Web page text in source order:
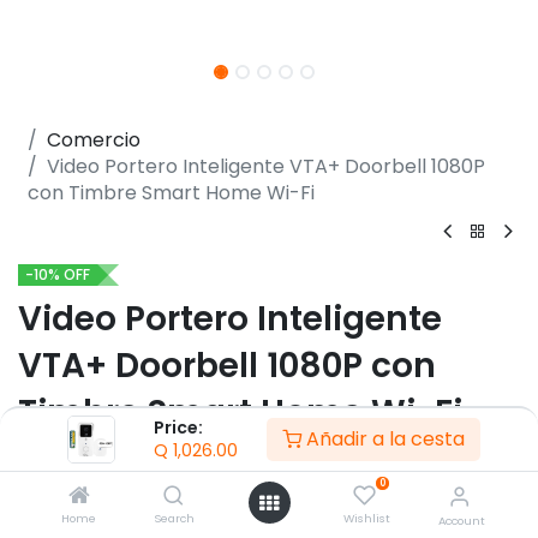
Price:
Q 1,026.00 Añadir a la cesta
Home Search
0
Wishlist Account
Comercio
Video Portero Inteligente VTA+ Doorbell 1080P
con Timbre Smart Home Wi-Fi
-10% OFF
Video Portero Inteligente
VTA+ Doorbell 1080P con
Timbre Smart Home Wi-Fi
(0 reseña)
- Resolución Full HD 1080p
- Incluye Timbre para interior con comunicación